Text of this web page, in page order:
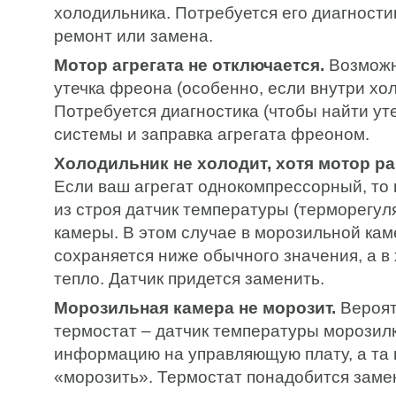
холодильника. Потребуется его
ремонт или замена.
Мотор агрегата не отключается.
утечка фреона (особенно, если внутри
Потребуется диагностика (чтобы найти
системы и заправка агрегата фреоном.
Холодильник не холодит, хотя мотор
Если ваш агрегат однокомпрессорный,
из строя датчик температуры
камеры. В этом случае в морозильной
сохраняется ниже обычного значения, а
тепло. Датчик придется заменить.
Морозильная камера не морозит.
термостат – датчик температуры
информацию на управляющую плату, а та
«морозить». Термостат понадобится